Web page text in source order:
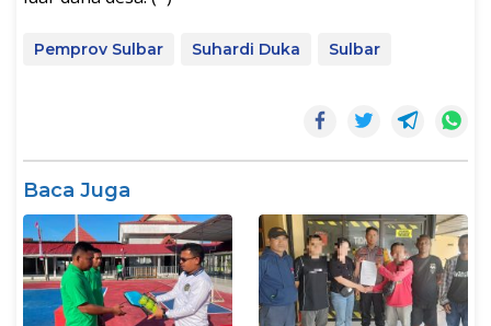
Pemprov Sulbar Suhardi Duka Sulbar
Baca Juga